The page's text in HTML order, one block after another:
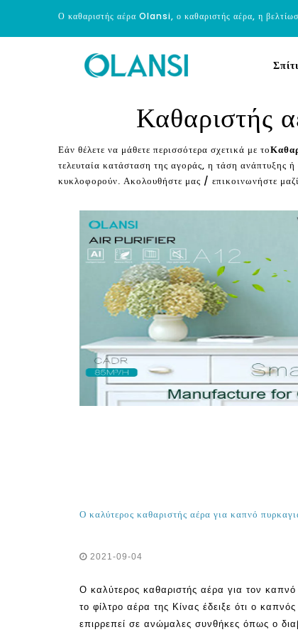
Ο καθαριστής αέρα Olansi, ο καθαριστής αέρα, η
Σπίτι
Καθαριστής
Εάν θέλετε να μάθετε περισσότερα σχετικά με το
τελευταία κατάσταση της αγοράς, η τάση ανάπτυξης
κυκλοφορούν. Ακολουθήστε μας / επικοινωνήστε
2021-09-04
Ο καλύτερος καθαριστής αέρα για τον
το φίλτρο αέρα της Κίνας έδειξε ότι ο
επιρρεπεί σε ανώμαλες συνθήκες όπως ο